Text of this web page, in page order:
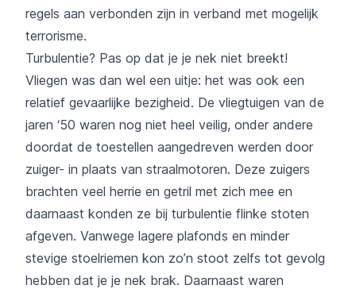
regels aan verbonden zijn in verband met mogelijk
terrorisme.
Turbulentie? Pas op dat je je nek niet breekt!
Vliegen was dan wel een uitje: het was ook een
relatief gevaarlijke bezigheid. De vliegtuigen van de
jaren ‘50 waren nog niet heel veilig, onder andere
doordat de toestellen aangedreven werden door
zuiger- in plaats van straalmotoren. Deze zuigers
brachten veel herrie en getril met zich mee en
daarnaast konden ze bij turbulentie flinke stoten
afgeven. Vanwege lagere plafonds en minder
stevige stoelriemen kon zo’n stoot zelfs tot gevolg
hebben dat je je nek brak. Daarnaast waren